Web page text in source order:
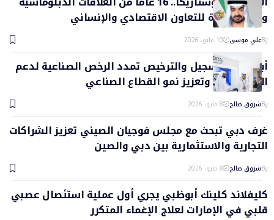
وآفاق جديدة للتعاون الاقتصادي والإنساني
Byعلي موسى 10 مايو، 2026
أبوظبي للتسجيل والترخيص تمدد الرخص الصناعية لدعم
المستثمرين وتعزيز نمو القطاع الصناعي
Byشروق صالح 8 مايو، 2026
غرف دبي تبحث مع مجلس فوجيان الصيني تعزيز الشراكات
التجارية والاستثمارية بين دبي والصين
Byشروق صالح 8 مايو، 2026
كليفلاند كلينك أبوظبي يجري أول عملية استئصال عصبي
قلبي في الإمارات لعلاج الإغماء المتكرر